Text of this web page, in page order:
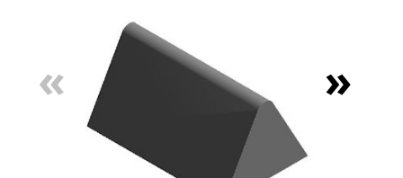
Bildgalerie
springen
« »